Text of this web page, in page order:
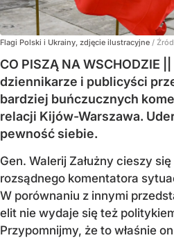
Flagi Polski i Ukrainy, zdjęcie ilustracyjne /
CO PISZĄ NA WSCHODZIE
dziennikarze i publicyści
bardziej buńczucznych
relacji Kijów-Warszawa.
pewność siebie.
Gen. Walerij Załużny cieszy
rozsądnego komentatora
W porównaniu z innymi
elit nie wydaje się też
Przypomnijmy, że to właśnie